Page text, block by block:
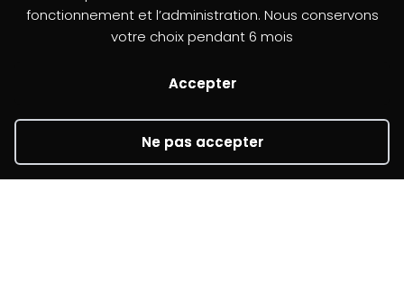
fonctionnement et l’administration. Nous conservons
votre choix pendant 6 mois
Accepter
Ne pas accepter
L’association
Mentions légales
Formulaire de réclamation